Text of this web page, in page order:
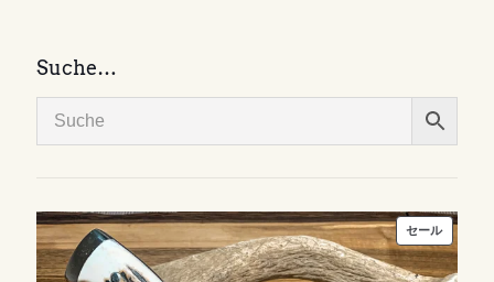
Suche…
セール販
売
中